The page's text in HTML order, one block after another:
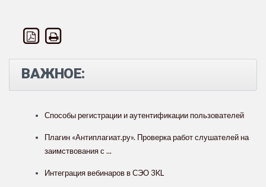
ВАЖНОЕ:
Способы регистрации и аутентификации пользователей
Плагин «Антиплагиат.ру». Проверка работ слушателей на
заимствования с ...
Интеграция вебинаров в СЭО 3KL